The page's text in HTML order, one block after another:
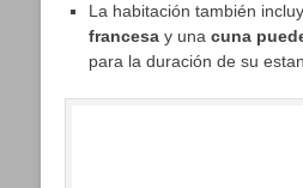
La habitación también
francesa y una cuna
para la duración de su